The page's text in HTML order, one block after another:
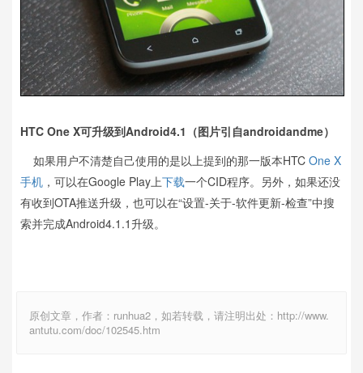
HTC One X可升级到Android4.1（图片引自androidandme）
如果用户不清楚自己使用的是以上提到的那一版本HTC One X
手机 ，可以在Google Play上下载一个CID程序。另外，如果还没
有收到OTA推送升级，也可以在“设置-关于-软件更新-检查”中搜
索并完成Android4.1.1升级。
原创文章，作者：runhua2，如若转载，请注明出处：http://www.
antutu.com/doc/102545.htm